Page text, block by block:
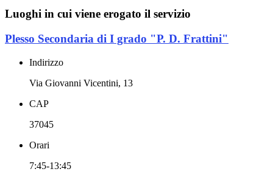
Luoghi in cui viene erogato il servizio
Plesso Secondaria di I grado "P. D. Frattini"
Indirizzo
Via Giovanni Vicentini, 13
CAP
37045
Orari
7:45-13:45